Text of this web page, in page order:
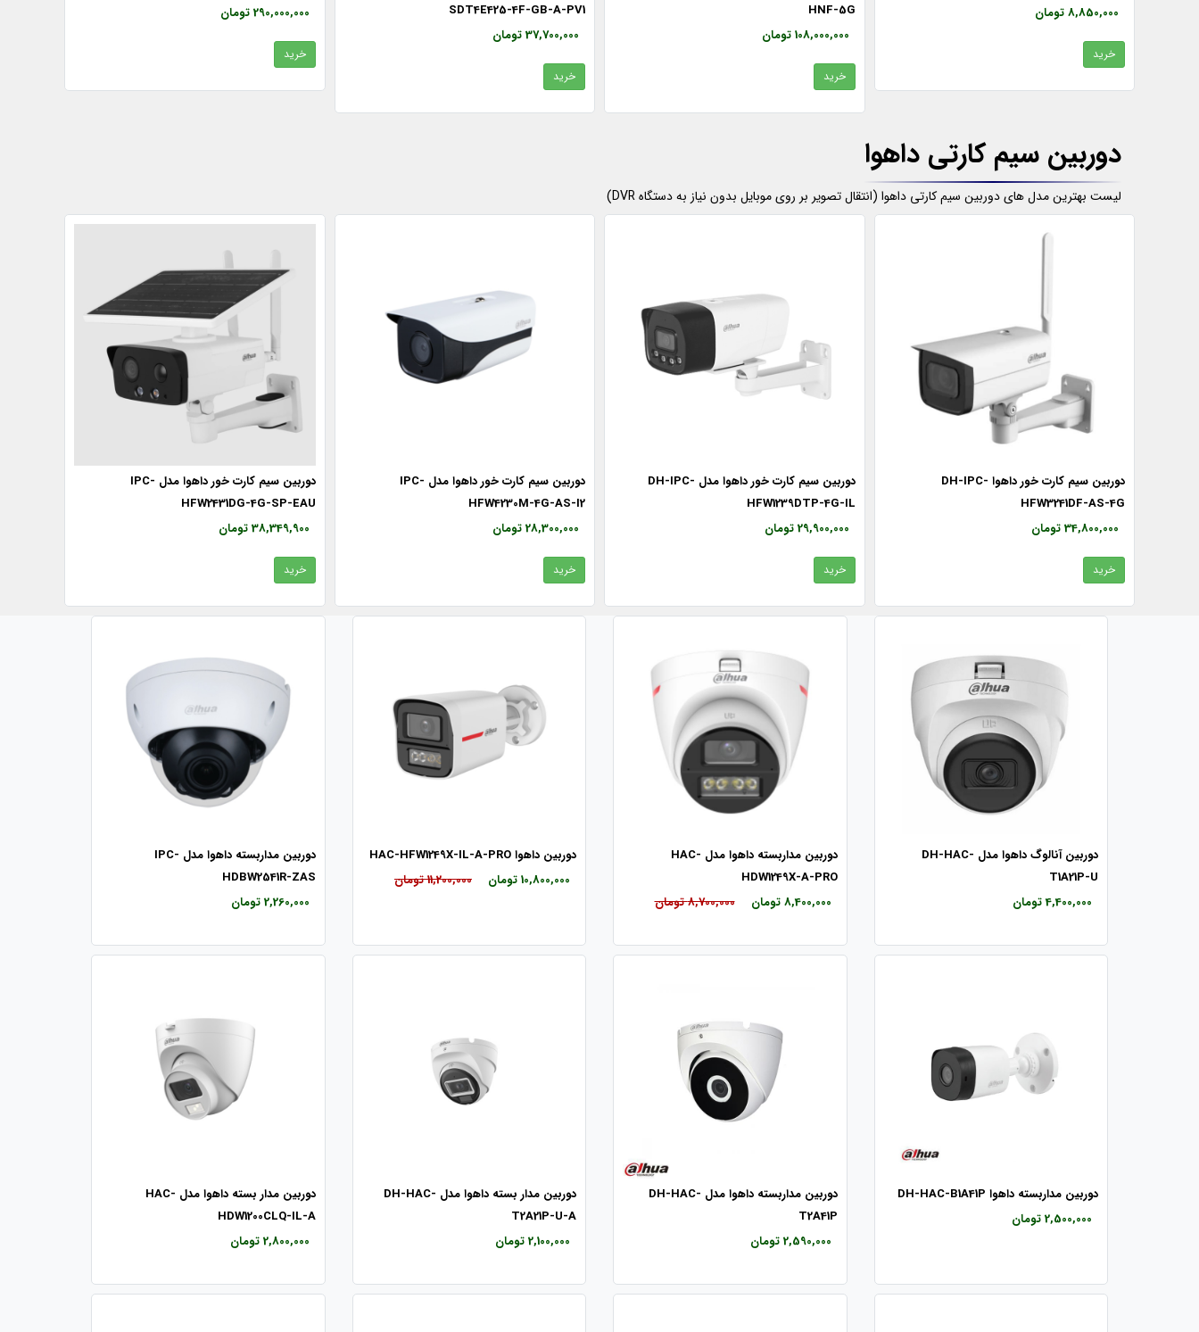
290,000,000 تومان
خرید
SDT4E425-4F-GB-A-PV1
37,700,000 تومان
خرید
HNF-5G
108,000,000 تومان
خرید
8,850,000 تومان
خرید
دوربین سیم کارتی داهوا
لیست بهترین مدل های دوربین سیم کارتی داهوا (انتقال تصویر بر روی موبایل بدون نیاز به دستگاه DVR)
دوربین سیم کارت خور داهوا مدل IPC-
HFW2431DG-4G-SP-EAU
38,349,900 تومان
خرید
دوربین سیم کارت خور داهوا مدل IPC-
HFW4230M-4G-AS-I2
28,300,000 تومان
خرید
دوربین سیم کارت خور داهوا مدل DH-IPC-
HFW1239DTP-4G-IL
29,900,000 تومان
خرید
دوربین سیم کارت خور داهوا DH-IPC-
HFW3241DF-AS-4G
34,800,000 تومان
خرید
دوربین آنالوگ داهوا مدل DH-HAC-
T1A21P-U
4,400,000 تومان
دوربین مداربسته داهوا مدل HAC-
HDW1249X-A-PRO
8,400,000 تومان
8,700,000 تومان
دوربین داهوا HAC-HFW1249X-IL-A-PRO
10,800,000 تومان
11,200,000 تومان
دوربین مداربسته داهوا مدل IPC-
HDBW2541R-ZAS
2,260,000 تومان
دوربین مداربسته داهوا DH-HAC-B1A41P
2,500,000 تومان
دوربین مداربسته داهوا مدل DH-HAC-
T2A41P
2,590,000 تومان
دوربین مدار بسته داهوا مدل DH-HAC-
T2A21P-U-A
2,100,000 تومان
دوربین مدار بسته داهوا مدل HAC-
HDW1200CLQ-IL-A
2,800,000 تومان